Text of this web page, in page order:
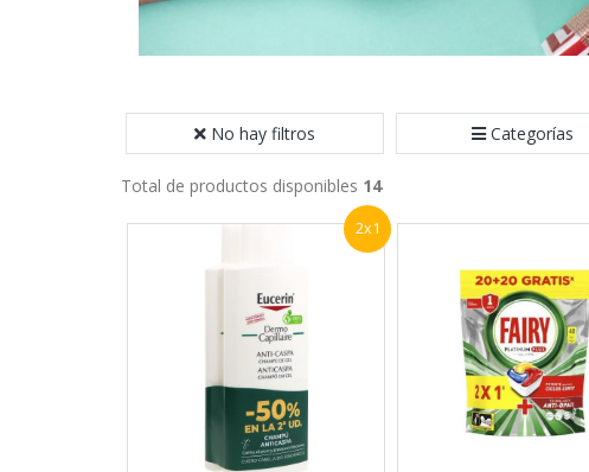
No hay filtros Categorías
Total de productos disponibles 14
2x1